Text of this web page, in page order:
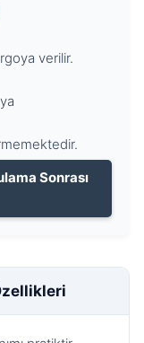
verilir.
Sonrası